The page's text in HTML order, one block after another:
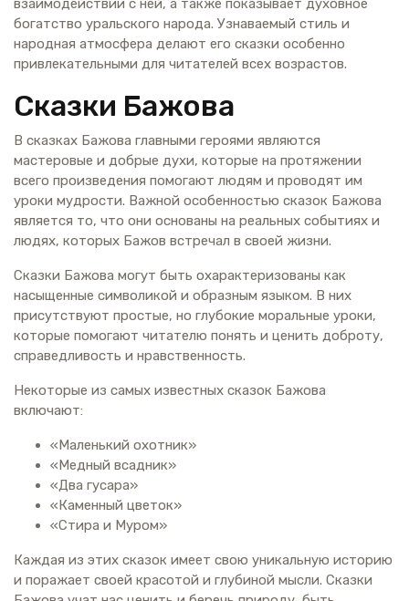
богатство уральского народа. Узнаваемый стиль и
народная атмосфера делают его сказки особенно
привлекательными для читателей всех возрастов.
Сказки Бажова
В сказках Бажова главными героями являются
мастеровые и добрые духи, которые на протяжении
всего произведения помогают людям и проводят им
уроки мудрости. Важной особенностью сказок Бажова
является то, что они основаны на реальных событиях и
людях, которых Бажов встречал в своей жизни.
Сказки Бажова могут быть охарактеризованы как
насыщенные символикой и образным языком. В них
присутствуют простые, но глубокие моральные уроки,
которые помогают читателю понять и ценить доброту,
справедливость и нравственность.
Некоторые из самых известных сказок Бажова
включают:
«Маленький охотник»
«Медный всадник»
«Два гусара»
«Каменный цветок»
«Стира и Муром»
Каждая из этих сказок имеет свою уникальную историю
и поражает своей красотой и глубиной мысли. Сказки